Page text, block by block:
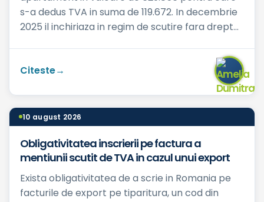
s-a dedus TVA in suma de 119.672. In decembrie
2025 il inchiriaza in regim de scutire fara drept
Citeste
10 august 2026
Obligativitatea inscrierii pe factura a
mentiunii scutit de TVA in cazul unui export
Exista obligativitatea de a scrie in Romania pe
facturile de export pe tiparitura, un cod din